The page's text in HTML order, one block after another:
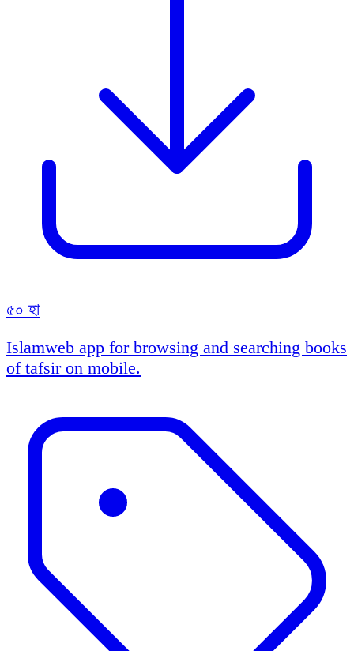
৫০ হা
Islamweb app for browsing and searching books
of tafsir on mobile.